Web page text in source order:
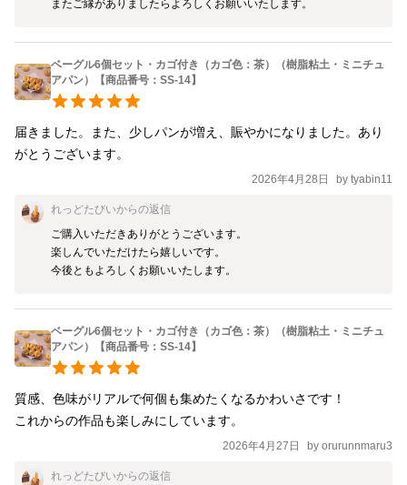
またご縁がありましたらよろしくお願いいたします。
ベーグル6個セット・カゴ付き（カゴ色：茶）（樹脂粘土・ミニチュ
アパン）【商品番号：SS-14】
届きました。また、少しパンが増え、賑やかになりました。あり
がとうございます。
2026年4月28日 by tyabin11
れっどたびいからの返信
ご購入いただきありがとうございます。
楽しんでいただけたら嬉しいです。
今後ともよろしくお願いいたします。
ベーグル6個セット・カゴ付き（カゴ色：茶）（樹脂粘土・ミニチュ
アパン）【商品番号：SS-14】
質感、色味がリアルで何個も集めたくなるかわいさです！
これからの作品も楽しみにしています。
2026年4月27日 by orurunnmaru3
れっどたびいからの返信